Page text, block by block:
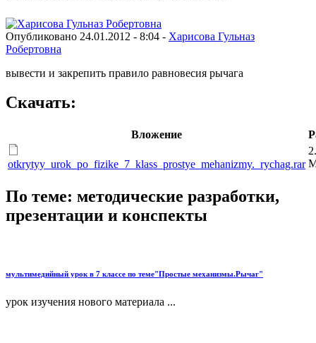
Опубликовано 24.01.2012 - 8:04 - Харисова Гульназ
Робертовна
вывести и закрепить правило равновесия рычага
Скачать:
Вложение
otkrytyy_urok_po_fizike_7_klass_prostye_mehanizmy._rychag.rar
По теме: методические разработки,
презентации и конспекты
мультимедийный урок в 7 классе по теме"Простые механизмы.Рычаг"
урок изучения нового материала ...